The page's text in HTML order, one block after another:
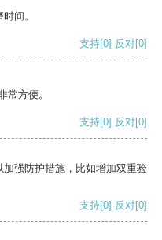
间。
支持[0] 反对[0]
常方便。
支持[0] 反对[0]
强防护措施，比如增加双重验
支持[0] 反对[0]